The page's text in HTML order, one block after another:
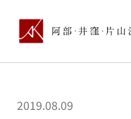
2019.08.09